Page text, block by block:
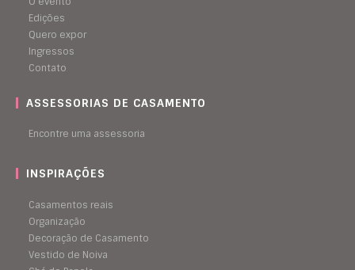
Edições
Quero expor
Ingressos
Contato
ASSESSORIAS DE CASAMENTO
Encontre uma assessoria
INSPIRAÇÕES
Casamentos reais
Organização
Decoração de Casamento
Vestido de Noiva